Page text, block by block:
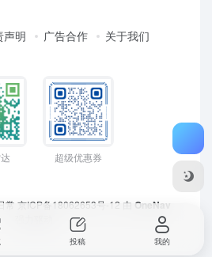
声明 广告合作 关于我们
超级优惠券
常 京ICP备18062653号-12 由 OneNav
投稿 我的